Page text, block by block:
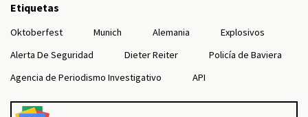
Etiquetas
Oktoberfest Munich Alemania
Explosivos
Alerta De Seguridad
Dieter Reiter
Policía de Baviera
Agencia de Periodismo Investigativo
API